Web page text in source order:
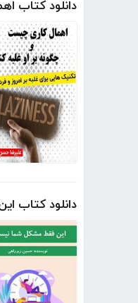
دانلود کتاب
دانلود کتاب